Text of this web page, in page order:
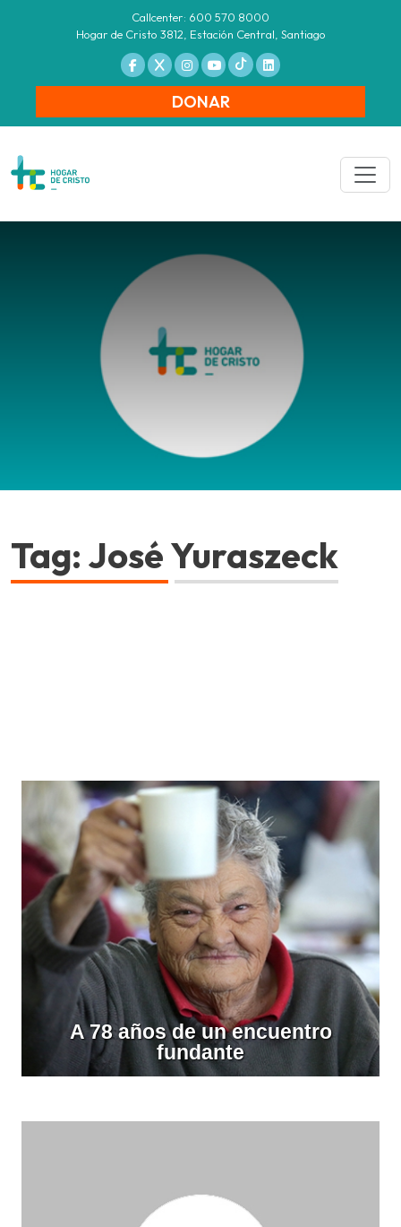
Callcenter: 600 570 8000
Hogar de Cristo 3812, Estación Central, Santiago
DONAR
Tag: José Yuraszeck
A 78 años de un encuentro
fundante